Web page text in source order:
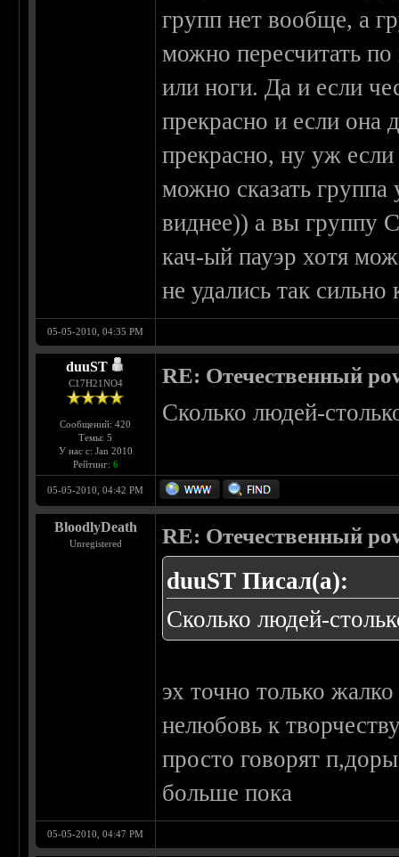
групп нет вообще, а
можно пересчитать
или ноги. Да и если
прекрасно и если она
прекрасно, ну уж
можно сказать группа
виднее)) а вы группу
кач-ый пауэр хотя
не удались так
05-05-2010, 04:35 PM
duuST
С17H21NO4
Сообщений: 420
Темы: 5
У нас с: Jan 2010
Рейтинг: 6
RE: Отечественный
Сколько людей-
05-05-2010, 04:42 PM
BloodlyDeath
Unregistered RE: Отечественный
duuST Писал(а):
Сколько людей-
эх точно только
нелюбовь к
просто говорят
больше пока
05-05-2010, 04:47 PM